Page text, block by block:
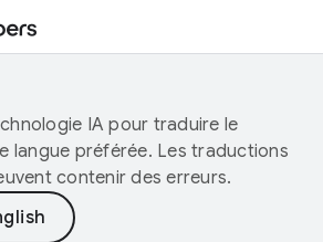
IA pour traduire le
langue préférée. Les traductions
contenir des erreurs.